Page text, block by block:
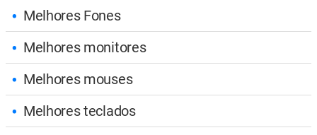
Melhores Fones
Melhores monitores
Melhores mouses
Melhores teclados